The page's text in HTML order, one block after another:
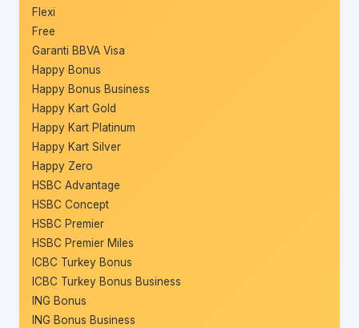
Flexi
Free
Garanti BBVA Visa
Happy Bonus
Happy Bonus Business
Happy Kart Gold
Happy Kart Platinum
Happy Kart Silver
Happy Zero
HSBC Advantage
HSBC Concept
HSBC Premier
HSBC Premier Miles
ICBC Turkey Bonus
ICBC Turkey Bonus Business
ING Bonus
ING Bonus Business